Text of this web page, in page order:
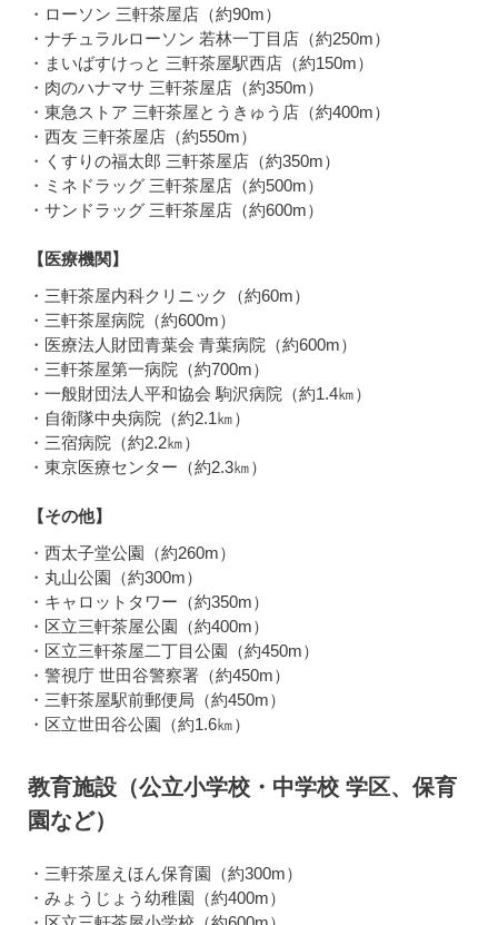
・ローソン 三軒茶屋店（約90m）
・ナチュラルローソン 若林一丁目店（約250m）
・まいばすけっと 三軒茶屋駅西店（約150m）
・肉のハナマサ 三軒茶屋店（約350m）
・東急ストア 三軒茶屋とうきゅう店（約400m）
・西友 三軒茶屋店（約550m）
・くすりの福太郎 三軒茶屋店（約350m）
・ミネドラッグ 三軒茶屋店（約500m）
・サンドラッグ 三軒茶屋店（約600m）
【医療機関】
・三軒茶屋内科クリニック（約60m）
・三軒茶屋病院（約600m）
・医療法人財団青葉会 青葉病院（約600m）
・三軒茶屋第一病院（約700m）
・一般財団法人平和協会 駒沢病院（約1.4㎞）
・自衛隊中央病院（約2.1㎞）
・三宿病院（約2.2㎞）
・東京医療センター（約2.3㎞）
【その他】
・西太子堂公園（約260m）
・丸山公園（約300m）
・キャロットタワー（約350m）
・区立三軒茶屋公園（約400m）
・区立三軒茶屋二丁目公園（約450m）
・警視庁 世田谷警察署（約450m）
・三軒茶屋駅前郵便局（約450m）
・区立世田谷公園（約1.6㎞）
教育施設（公立小学校・中学校 学区、保育
園など）
・三軒茶屋えほん保育園（約300m）
・みょうじょう幼稚園（約400m）